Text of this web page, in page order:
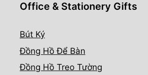
Office & Stationery Gifts
Bút Ký
Đồng Hồ Để Bàn
Đồng Hồ Treo Tường